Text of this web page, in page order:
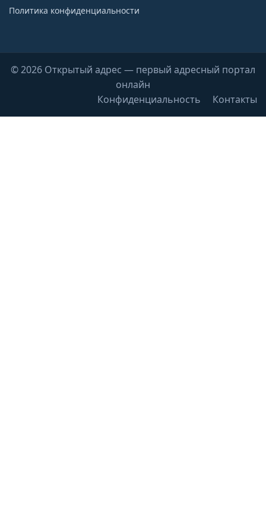
Политика конфиденциальности
© 2026 Открытый адрес — первый адресный портал
онлайн
Конфиденциальность
Контакты